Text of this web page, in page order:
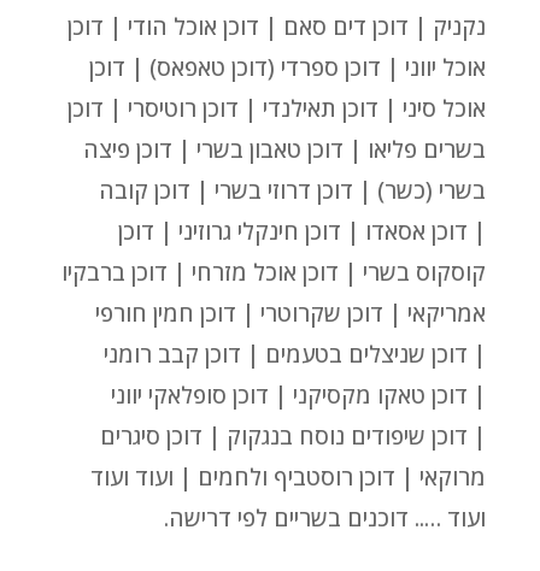
נקניק | דוכן דים סאם | דוכן אוכל הודי | דוכן
אוכל יווני | דוכן ספרדי (דוכן טאפאס) | דוכן
אוכל סיני | דוכן תאילנדי | דוכן רוטיסרי | דוכן
בשרים פליאו | דוכן טאבון בשרי | דוכן פיצה
בשרי (כשר) | דוכן דרוזי בשרי | דוכן קובה
| דוכן אסאדו | דוכן חינקלי גרוזיני | דוכן
קוסקוס בשרי | דוכן אוכל מזרחי | דוכן ברבקיו
אמריקאי | דוכן שקרוטרי | דוכן חמין חורפי
| דוכן שניצלים בטעמים | דוכן קבב רומני
| דוכן טאקו מקסיקני | דוכן סופלאקי יווני
| דוכן שיפודים נוסח בנגקוק | דוכן סיגרים
מרוקאי | דוכן רוסטביף ולחמים | ועוד ועוד
ועוד ….. דוכנים בשריים לפי דרישה.